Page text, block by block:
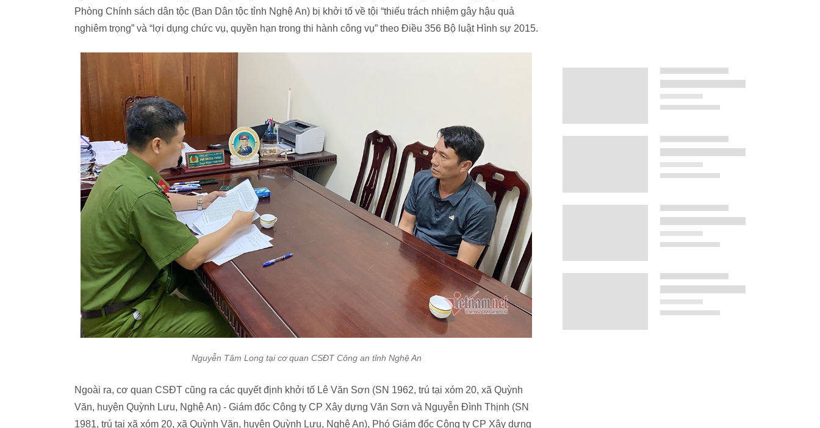
Phòng Chính sách dân tộc (Ban Dân tộc tỉnh Nghệ An) bị khởi tố về tội “thiếu trách nhiệm gây hậu quả
nghiêm trọng” và “lợi dụng chức vụ, quyền hạn trong thi hành công vụ” theo Điều 356 Bộ luật Hình sự 2015.
Nguyễn Tâm Long tại cơ quan CSĐT Công an tỉnh Nghệ An
Ngoài ra, cơ quan CSĐT cũng ra các quyết định khởi tố Lê Văn Sơn (SN 1962, trú tại xóm 20, xã Quỳnh
Văn, huyện Quỳnh Lưu, Nghệ An) - Giám đốc Công ty CP Xây dựng Văn Sơn và Nguyễn Đình Thịnh (SN
1981, trú tại xã xóm 20, xã Quỳnh Văn, huyện Quỳnh Lưu, Nghệ An), Phó Giám đốc Công ty CP Xây dựng